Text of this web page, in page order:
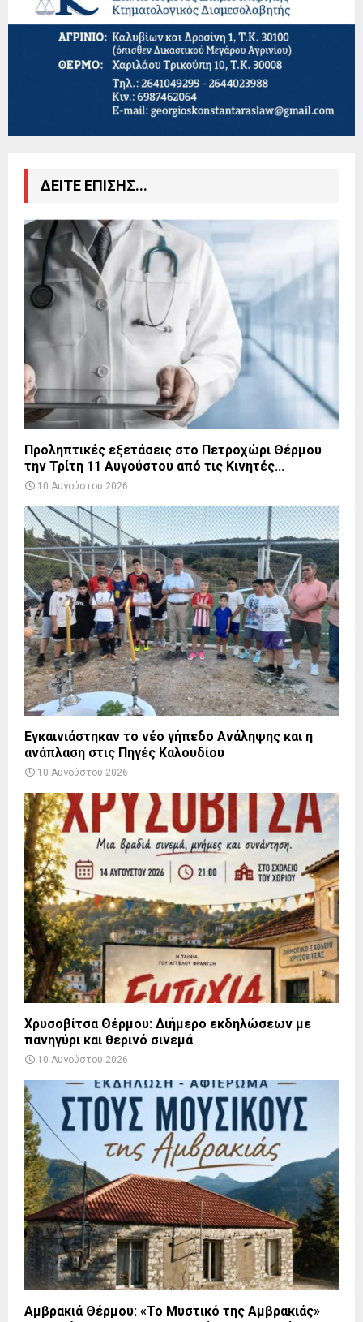
ΔΕΙΤΕ ΕΠΙΣΗΣ...
Προληπτικές εξετάσεις στο Πετροχώρι Θέρμου
την Τρίτη 11 Αυγούστου από τις Κινητές...
10 Αυγούστου 2026
Εγκαινιάστηκαν το νέο γήπεδο Ανάληψης και η
ανάπλαση στις Πηγές Καλουδίου
10 Αυγούστου 2026
Χρυσοβίτσα Θέρμου: Διήμερο εκδηλώσεων με
πανηγύρι και θερινό σινεμά
10 Αυγούστου 2026
Αμβρακιά Θέρμου: «Το Μυστικό της Αμβρακιάς»